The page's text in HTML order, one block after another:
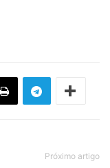
Próximo artigo